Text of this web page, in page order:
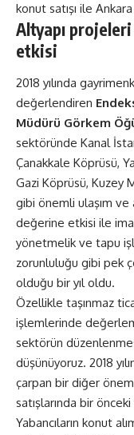
konut satışı ile
Altyapı
etkisi
2018 yılında
değerlendiren
Müdürü Görkem
sektöründe Kanal
Çanakkale Köprüsü,
Gazi Köprüsü, Kuzey
gibi önemli ulaşım
değerine etkisi ile
yönetmelik ve tapu
zorunluluğu gibi pek
olduğu bir yıl oldu.
Özellikle taşınmaz
işlemlerinde
sektörün
düşünüyoruz. 2018
çarpan bir diğer
satışlarında bir
Yabancıların konut